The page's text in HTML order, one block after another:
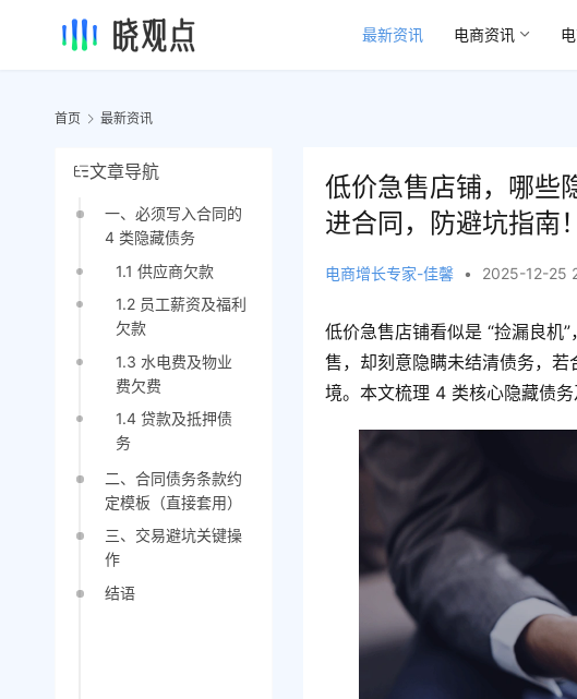
最新资讯 电商资讯
首页 最新资讯
文章导航
一、必须写入合同的
4 类隐藏债务
1.1 供应商欠款
1.2 员工薪资及福利
欠款
1.3 水电费及物业
费欠费
1.4 贷款及抵押债
务
二、合同债务条款约
定模板（直接套用）
三、交易避坑关键操
作
结语
低价急售店铺，哪些
进合同，防避坑指南！
电商增长专家-佳馨 • 2025-12-25
低价急售店铺看似是 “捡漏良机
售，却刻意隐瞒未结清债务，
境。本文梳理 4 类核心隐藏债